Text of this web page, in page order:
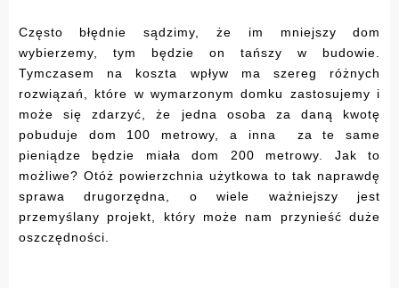
Często błędnie sądzimy, że im mniejszy dom
wybierzemy, tym będzie on tańszy w budowie.
Tymczasem na koszta wpływ ma szereg różnych
rozwiązań, które w wymarzonym domku zastosujemy i
może się zdarzyć, że jedna osoba za daną kwotę
pobuduje dom 100 metrowy, a inna za te same
pieniądze będzie miała dom 200 metrowy. Jak to
możliwe? Otóż powierzchnia użytkowa to tak naprawdę
sprawa drugorzędna, o wiele ważniejszy jest
przemyślany projekt, który może nam przynieść duże
oszczędności.